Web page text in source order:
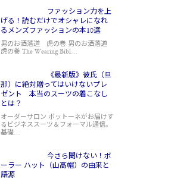
ファッション力を上
げる！読むだけでオシャレになれ
るメンズファッションの本10選
男のお洒落道 虎の巻 男のお洒落道
虎の巻 The Wearing Bibl…
《最新版》彼氏（旦
那）に絶対贈ってはいけないプレ
ゼント 本当のスーツの着こなし
とは？
オーダーサロン ボットーネがお届けす
るビジネススーツ＆フォーマル通信。
基礎…
今さら聞けない！ボ
ーラー ハット（山高帽）の由来と
語源